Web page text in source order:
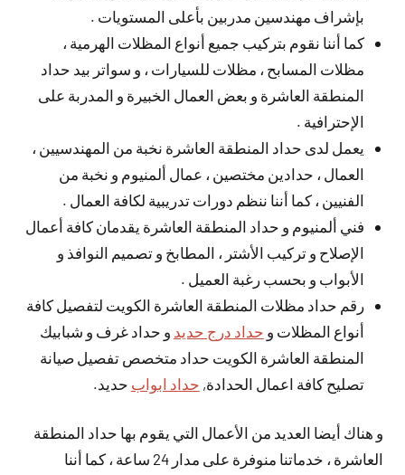
بإشراف مهندسين مدربين بأعلى المستويات .
كما أننا نقوم بتركيب جميع أنواع المظلات الهرمية ،
مظلات المسابح ، مظلات للسيارات ، و سواتر بيد حداد
المنطقة العاشرة و بعض العمال الخبيرة و المدربة على
الإحترافية .
يعمل لدى حداد المنطقة العاشرة نخبة من المهندسيين ،
العمال ، حدادين مختصين ، عمال ألمنيوم و نخبة من
الفنيين ، كما أننا ننظم دورات تدريبية لكافة العمال .
فني ألمنيوم و حداد المنطقة العاشرة يقدمان كافة أعمال
الإصلاح و تركيب الأشتر ، المطابخ و تصميم النوافذ و
الأبواب و بحسب رغبة العميل .
رقم حداد مظلات المنطقة العاشرة الكويت لتفصيل كافة
أنواع المظلات و حداد درج حديد و حداد غرف و شبابيك
المنطقة العاشرة الكويت حداد متخصص تفصيل صيانة
تصليح كافة اعمال الحدادة, حداد ابواب حديد.
و هناك أيضا العديد من الأعمال التي يقوم بها حداد المنطقة
العاشرة ، خدماتنا منوفرة على مدار 24 ساعة ، كما أننا